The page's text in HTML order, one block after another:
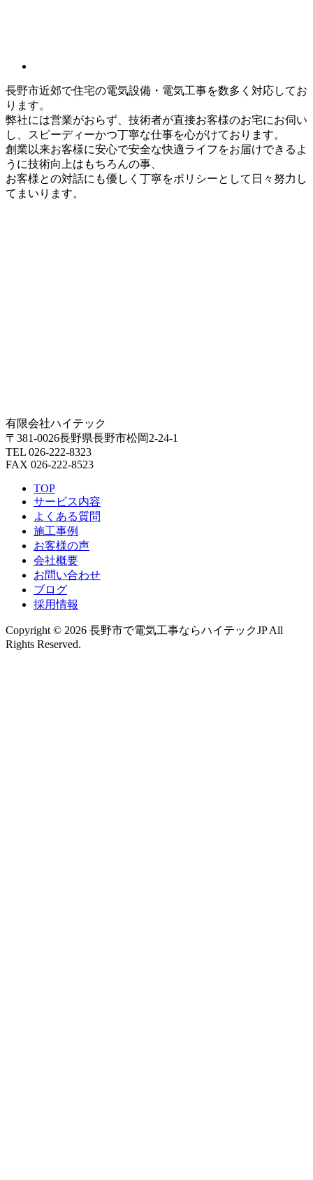
長野市近郊で住宅の電気設備・電気工事を数多く対応してお
ります。
弊社には営業がおらず、技術者が直接お客様のお宅にお伺い
し、スピーディーかつ丁寧な仕事を心がけております。
創業以来お客様に安心で安全な快適ライフをお届けできるよ
うに技術向上はもちろんの事、
お客様との対話にも優しく丁寧をポリシーとして日々努力し
てまいります。
有限会社ハイテック
〒381-0026長野県長野市松岡2-24-1
TEL 026-222-8323
FAX 026-222-8523
TOP
サービス内容
よくある質問
施工事例
お客様の声
会社概要
お問い合わせ
ブログ
採用情報
Copyright © 2026 長野市で電気工事ならハイテックJP All
Rights Reserved.